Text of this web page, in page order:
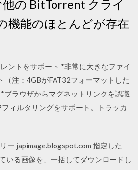
の BitTorrent クライ
機能のほとんどが存在
ントをサポート *非常に大きなファイ
（注：4GBがFAT32フォーマットした
ブラウザからマグネットリンクを認識
ィルタリングをサポート。トラッカ
ー japimage.blogspot.com 指定した
いる画像を、一括してダウンロードし